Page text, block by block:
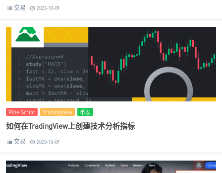
交易 2023-10-09
Pine Script TradingView 币安
如何在TradingView上创建技术分析指标
交易 2023-10-09